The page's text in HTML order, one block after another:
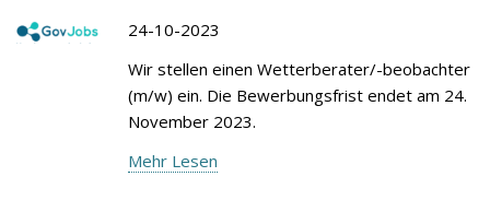
24-10-2023
Wir stellen einen Wetterberater/-beobachter
(m/w) ein. Die Bewerbungsfrist endet am 24.
November 2023.
Mehr Lesen